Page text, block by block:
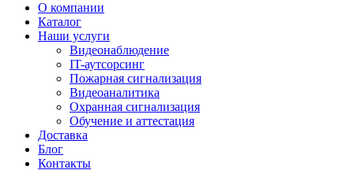
О компании
Каталог
Наши услуги
Видеонаблюдение
IT-аутсорсинг
Пожарная сигнализация
Видеоаналитика
Охранная сигнализация
Обучение и аттестация
Доставка
Блог
Контакты